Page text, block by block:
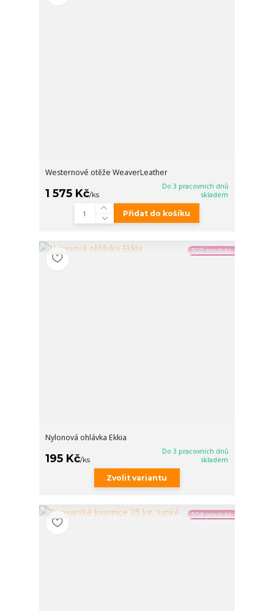
Westernové otěže WeaverLeather
1 575 Kč/ks
Do 3 pracovních dnů
skladem
Přidat do košíku
TOP produkt
Nylonová ohlávka Ekkia
195 Kč/ks
Do 3 pracovních dnů
skladem
Zvolit variantu
TOP produkt